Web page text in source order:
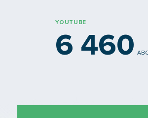
YOUTUBE
6 460